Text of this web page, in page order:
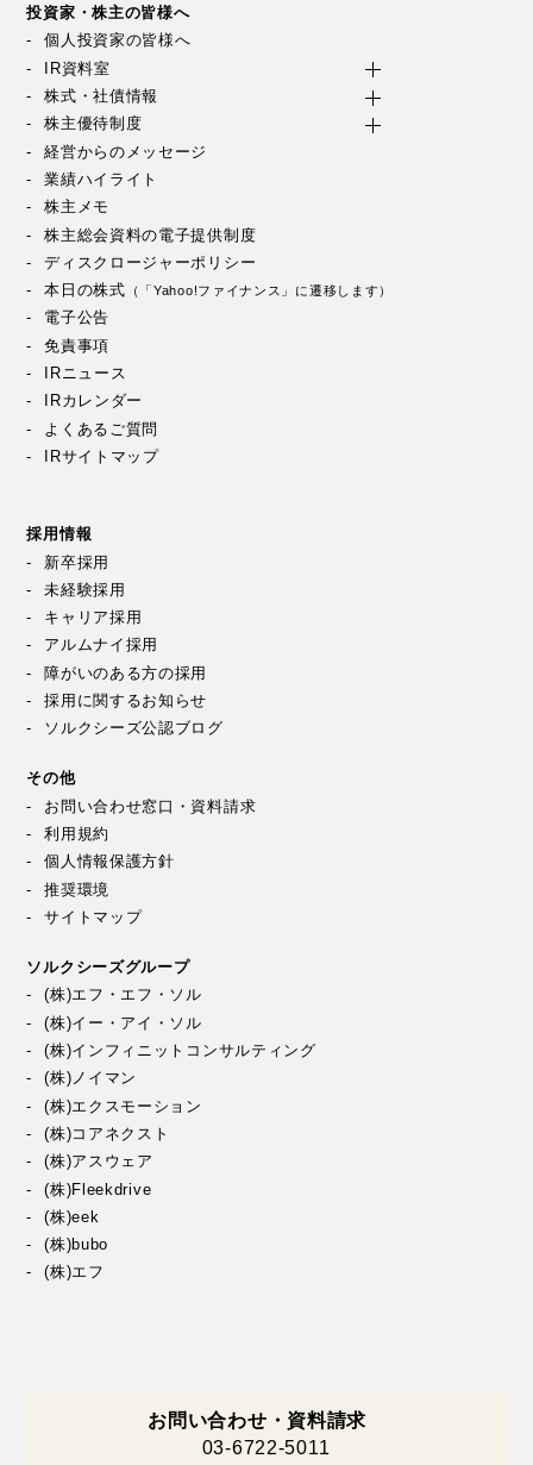
投資家・株主の皆様へ
個人投資家の皆様へ
IR資料室
株式・社債情報
株主優待制度
経営からのメッセージ
業績ハイライト
株主メモ
株主総会資料の電子提供制度
ディスクロージャーポリシー
本日の株式 （「Yahoo!ファイナンス」に遷移します）
電子公告
免責事項
IRニュース
IRカレンダー
よくあるご質問
IRサイトマップ
採用情報
新卒採用
未経験採用
キャリア採用
アルムナイ採用
障がいのある方の採用
採用に関するお知らせ
ソルクシーズ公認ブログ
その他
お問い合わせ窓口・資料請求
利用規約
個人情報保護方針
推奨環境
サイトマップ
ソルクシーズグループ
(株)エフ・エフ・ソル
(株)イー・アイ・ソル
(株)インフィニットコンサルティング
(株)ノイマン
(株)エクスモーション
(株)コアネクスト
(株)アスウェア
(株)Fleekdrive
(株)eek
(株)bubo
(株)エフ
お問い合わせ・資料請求
03-6722-5011